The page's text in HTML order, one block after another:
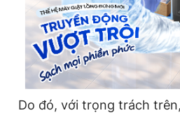
Do đó, với trọng trách